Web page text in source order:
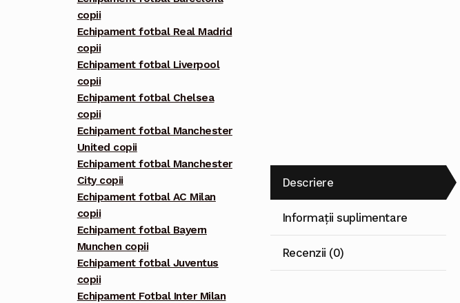
Descriere
Informații suplimentare
Recenzii (0)
copii
Echipament fotbal Real Madrid
copii
Echipament fotbal Liverpool
copii
Echipament fotbal Chelsea
copii
Echipament fotbal Manchester
United copii
Echipament fotbal Manchester
City copii
Echipament fotbal AC Milan
copii
Echipament fotbal Bayern
Munchen copii
Echipament fotbal Juventus
copii
Echipament Fotbal Inter Milan